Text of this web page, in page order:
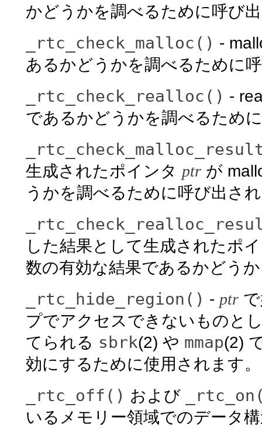
かどうかを調べるために呼び
_rtc_check_malloc() -
あるかどうかを調べるために
_rtc_check_realloc() -
であるかどうかを調べるため
生成されたポインタ ptr が
うかを調べるために呼び出さ
した結果として生成されたポ
数の有効な結果であるかどう
_rtc_hide_region() - ptr
プでアクセスできないものと
てられる sbrk(2) や mmap(2)
効にするために使用されます。
_rtc_off() および
いるメモリー領域でのデータ